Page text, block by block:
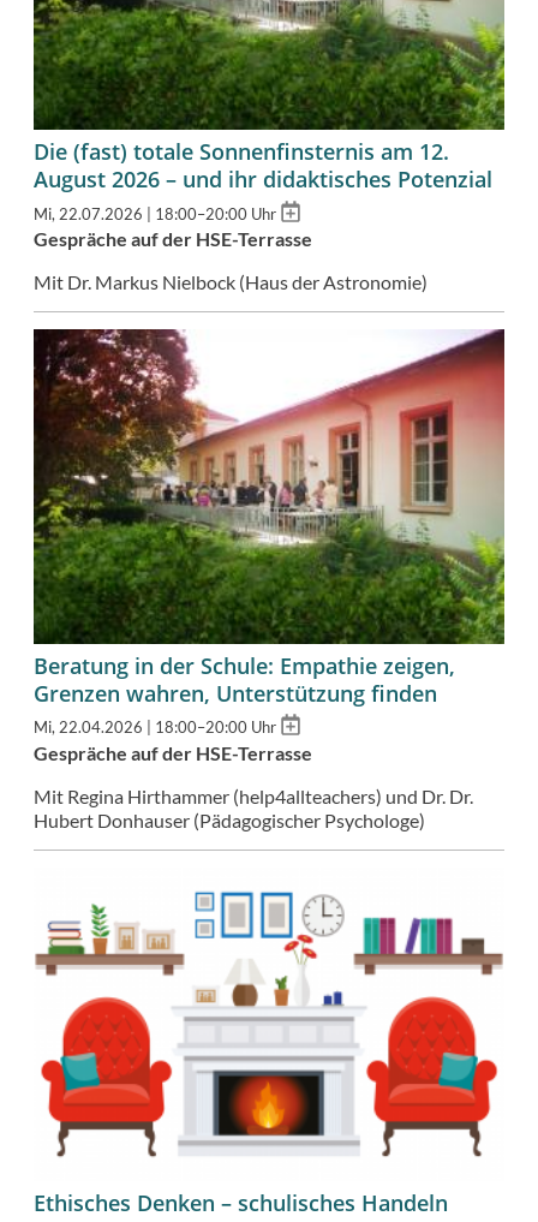
Die (fast) totale Sonnenfinsternis am 12.
August 2026 – und ihr didaktisches Potenzial
Mi, 22.07.2026 | 18:00–20:00 Uhr Add
calendar
Gespräche auf der HSE-Terrasse
Mit Dr. Markus Nielbock (Haus der Astronomie)
Beratung in der Schule: Empathie zeigen,
Grenzen wahren, Unterstützung finden
Mi, 22.04.2026 | 18:00–20:00 Uhr Add
calendar
Gespräche auf der HSE-Terrasse
Mit Regina Hirthammer (help4allteachers) und Dr. Dr.
Hubert Donhauser (Pädagogischer Psychologe)
Ethisches Denken – schulisches Handeln